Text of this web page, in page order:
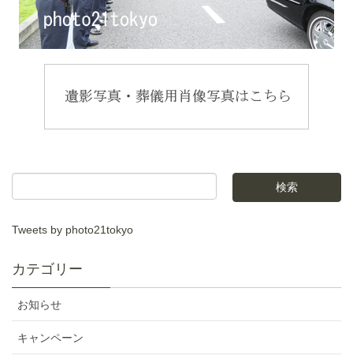
Tweets by photo21tokyo
カテゴリー
お知らせ
キャンペーン